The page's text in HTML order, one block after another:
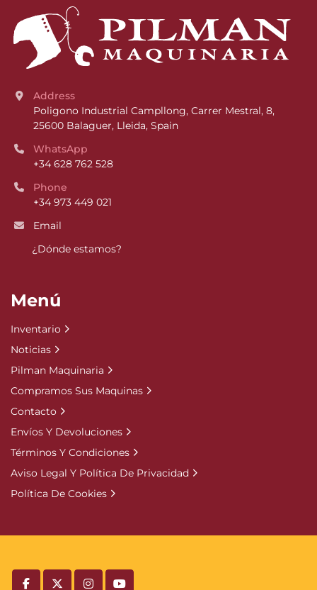
Address
Poligono Industrial Campllong, Carrer Mestral, 8,
25600 Balaguer, Lleida, Spain
WhatsApp
+34 628 762 528
Phone
+34 973 449 021
Email
¿Dónde estamos?
Menú
Inventario
Noticias
Pilman Maquinaria
Compramos Sus Maquinas
Contacto
Envíos Y Devoluciones
Términos Y Condiciones
Aviso Legal Y Política De Privacidad
Política De Cookies